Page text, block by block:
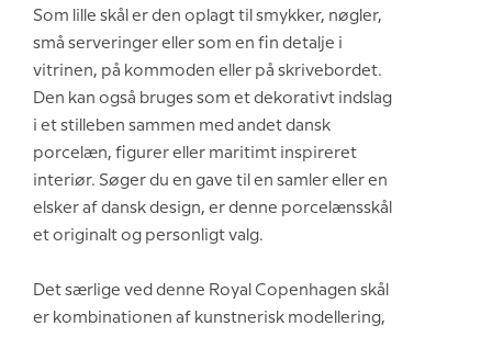
Som lille skål er den oplagt til smykker, nøgler,
små serveringer eller som en fin detalje i
vitrinen, på kommoden eller på skrivebordet.
Den kan også bruges som et dekorativt indslag
i et stilleben sammen med andet dansk
porcelæn, figurer eller maritimt inspireret
interiør. Søger du en gave til en samler eller en
elsker af dansk design, er denne porcelænsskål
et originalt og personligt valg.
Det særlige ved denne Royal Copenhagen skål
er kombinationen af kunstnerisk modellering,